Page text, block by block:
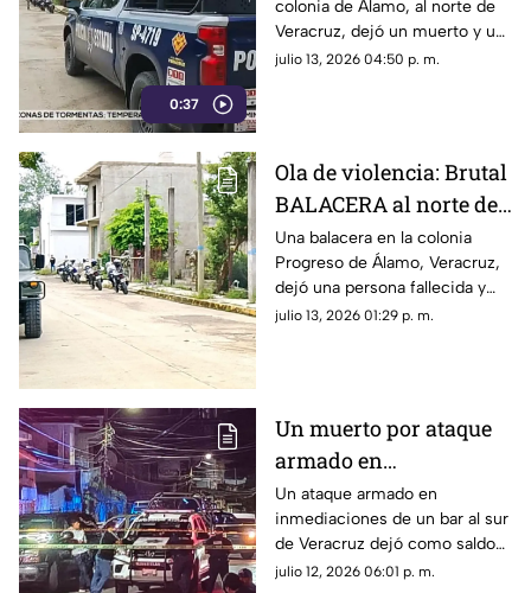
0:37
Veracruz
colonia de Álamo, al norte de
Veracruz, dejó un muerto y un
lesionado; una muestra de que
julio 13, 2026 04:50 p. m.
Ola de violencia: Brutal
BALACERA al norte de
Veracruz deja un
muerto y un herido
Una balacera en la colonia
Progreso de Álamo, Veracruz,
dejó una persona fallecida y
otra lesionada. Esto se sabe.
julio 13, 2026 01:29 p. m.
Un muerto por ataque
armado en
inmediaciones de bar
al sur de Veracruz;
sigue la violencia en el
Un ataque armado en
inmediaciones de un bar al sur
de Veracruz dejó como saldo
un hombre muerto; este
julio 12, 2026 06:01 p. m.